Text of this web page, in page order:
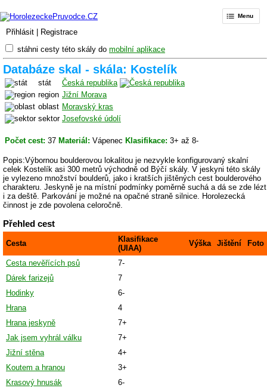
Přihlásit Registrace
Menu
stáhni cesty této skály do mobilní aplikace
Databáze skal - skála: Kostelík
stát
Česká republika
region Jižní Morava
oblast Moravský kras
sektor Josefovské údolí
Počet cest: 37 Materiál: Vápenec Klasifikace: 3+ až 8-
Popis:Výbornou boulderovou lokalitou je nezvykle konfigurovaný skalní
celek Kostelík asi 300 metrů východně od Býčí skály. V jeskyni této skály
je vylezeno množství boulderů, jako i kratších jištěných cest boulderového
charakteru. Jeskyně je na místní podmínky poměrně suchá a dá se zde lézt
i za deště. Parkování je možné na opačné straně silnice. Horolezecká
činnost je zde povolena celoročně.
Přehled cest
Cesta
Klasifikace
(UIAA)
Výška Jištění Foto
Cesta nevěřících psů
7-
Dárek farizejů
7
Hodinky
6-
Hrana
4
Hrana jeskyně
7+
Jak jsem vyhrál válku
7+
Jižní stěna
4+
Koutem a hranou
3+
Krasový hnusák
6-